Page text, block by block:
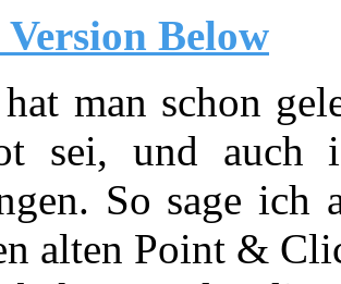
Below
man schon
sei,­ und auch
So sage ich
alten Point &